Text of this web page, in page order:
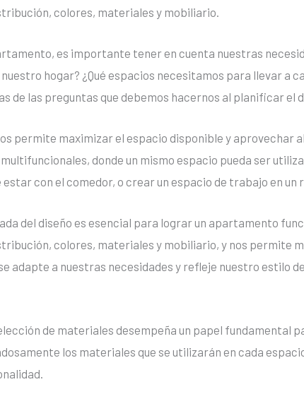
colores, materiales y mobiliario.
es importante tener en cuenta nuestras
hogar? ¿Qué espacios necesitamos para llevar a
de las preguntas que debemos hacernos al planificar el
permite maximizar el espacio disponible y aprovechar
donde un mismo espacio pueda ser
con el comedor, o crear un espacio de trabajo en un
del diseño es esencial para lograr un apartamento
colores, materiales y mobiliario, y nos permite
adapte a nuestras necesidades y refleje nuestro estilo
de materiales desempeña un papel fundamental
los materiales que se utilizarán en cada